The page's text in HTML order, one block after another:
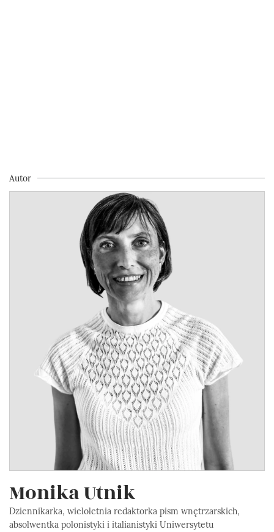
Autor
Monika Utnik
Dziennikarka, wieloletnia redaktorka pism wnętrzarskich,
absolwentka polonistyki i italianistyki Uniwersytetu